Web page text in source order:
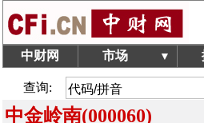
中财网 市场 ▼
查询:
中金岭南(000060)